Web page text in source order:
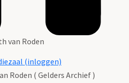
van Roden
(inloggen)
Roden ( Gelders Archief )